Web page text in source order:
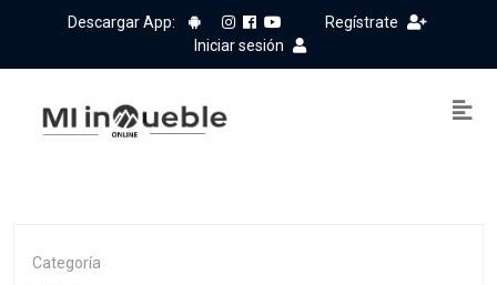
Descargar App:
Regístrate
Iniciar sesión
Categoría